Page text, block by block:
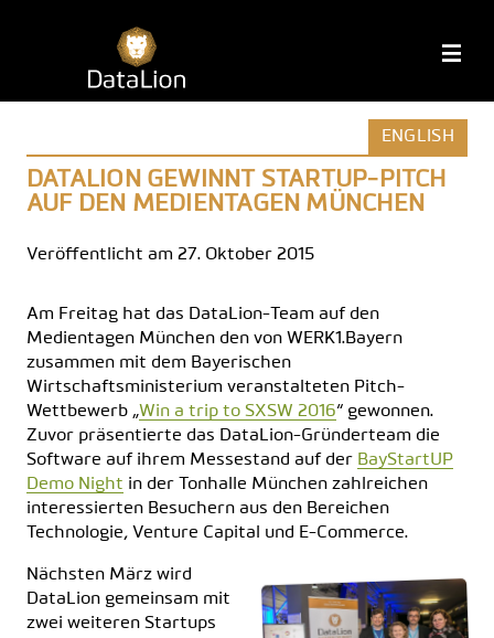
ENGLISH
DATALION GEWINNT STARTUP-PITCH
AUF DEN MEDIENTAGEN MÜNCHEN
Veröffentlicht am 27. Oktober 2015
Am Freitag hat das DataLion-Team auf den
Medientagen München den von WERK1.Bayern
zusammen mit dem Bayerischen
Wirtschaftsministerium veranstalteten Pitch-
Wettbewerb „Win a trip to SXSW 2016“ gewonnen.
Zuvor präsentierte das DataLion-Gründerteam die
Software auf ihrem Messestand auf der BayStartUP
Demo Night in der Tonhalle München zahlreichen
interessierten Besuchern aus den Bereichen
Technologie, Venture Capital und E-Commerce.
Nächsten März wird
DataLion gemeinsam mit
zwei weiteren Startups